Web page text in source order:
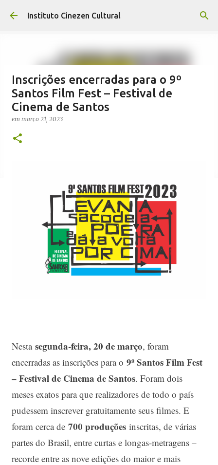
Avançar para o conteúdo principal
Instituto Cinezen Cultural
Inscrições encerradas para o 9º
Santos Film Fest – Festival de
Cinema de Santos
em março 21, 2023
Nesta segunda-feira, 20 de março, foram
encerradas as inscrições para o 9º Santos Film Fest
– Festival de Cinema de Santos. Foram dois
meses exatos para que realizadores de todo o país
pudessem inscrever gratuitamente seus filmes. E
foram cerca de 700 produções inscritas, de várias
partes do Brasil, entre curtas e longas-metragens –
recorde entre as nove edições do maior e mais